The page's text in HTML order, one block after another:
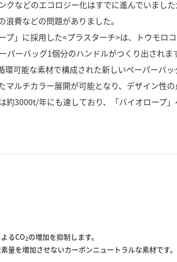
クなどのエコロジー化はすでに進んでいまし
費などの問題がありました。
プ」に採用した<プラスターチ>は、トウモ
パーバッグ1個分のハンドルがつくり出され
環可能な素材で構成された新しいペーパーバ
ルチカラー展開が可能となり、デザイン性
3000t/年にも達しており、「バイオロープ
るCO2の増加を抑制します。
量を増加させないカーボンニュートラルな素材です。